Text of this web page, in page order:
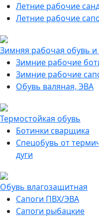
Летние рабочие
Летние рабочие
Зимняя рабочая обувь и
Зимние рабочие
Зимние рабочие
Обувь валяная, ЭВА
Термостойкая обувь
Ботинки сварщика
Спецобувь от
дуги
Обувь влагозащитная
Сапоги ПВХ/ЭВА
Сапоги рыбацкие